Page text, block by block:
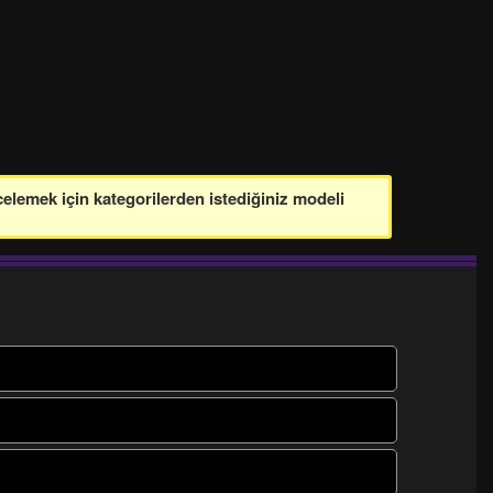
için kategorilerden istediğiniz modeli